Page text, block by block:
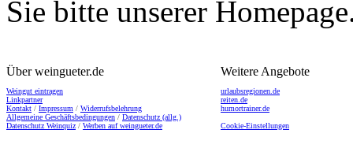
Sie bitte unserer
Über weingueter.de
Weingut eintragen
Linkpartner
Kontakt / Impressum / Widerrufsbelehrung
Allgemeine Geschäftsbedingungen / Datenschutz (allg.)
Datenschutz Weinquiz / Werben auf weingueter.de
Weitere Angebote
urlaubsregionen.de
reiten.de
humortrainer.de
Cookie-Einstellungen